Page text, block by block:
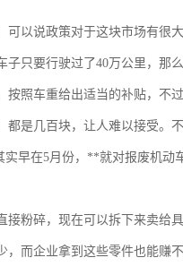
以说政策对于这块市场有很
只要行驶过了40万公里，那
照车重给出适当的补贴，不过
是几百块，让人难以接受。
早在5月份，**就对报废机动
粉碎，现在可以拆下来卖给
而企业拿到这些零件也能赚